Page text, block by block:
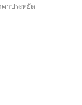
าประหยัด